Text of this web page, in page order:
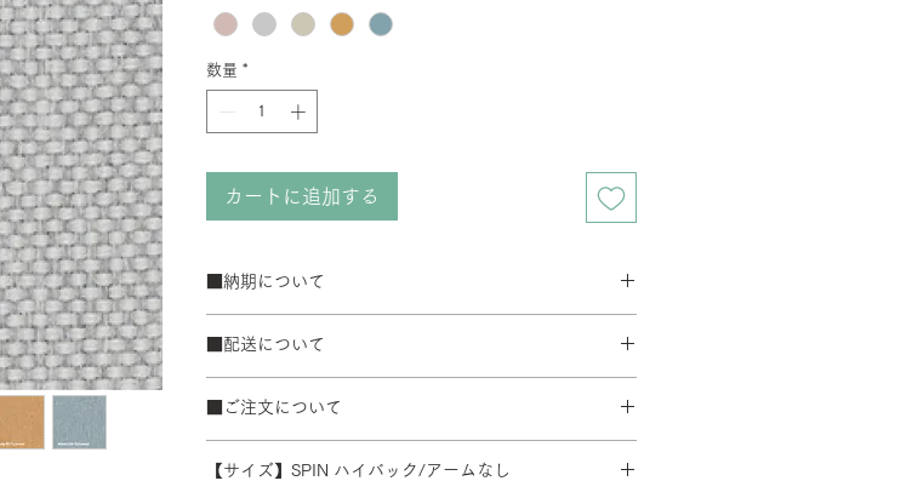
数量 *
カートに追加する
■納期について
ブラック粉体塗装ベース 3週間程度
50台以上の場合は要相談となります。在庫の有無によっ
て納期が変動することがあります。
■配送について
配送エリアによって料金が異なります。
※数量によって配送方法・配送料を変更することがあり
ます。 離島・一部地域等への配送は、送料のお見積りが
■ご注文について
ズ等)、キャンセルはお受けできませんので、ご注意くだ
【サイズ】SPIN ハイバック/アームなし